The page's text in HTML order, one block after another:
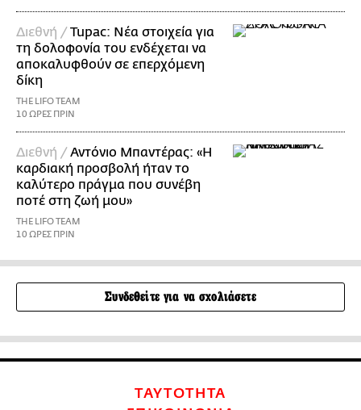
Διεθνή /Tupac: Νέα στοιχεία για
τη δολοφονία του ενδέχεται να
αποκαλυφθούν σε επερχόμενη
δίκη
THE LIFO TEAM
10 ΩΡΕΣ ΠΡΙΝ
Διεθνή /Αντόνιο Μπαντέρας: «Η
καρδιακή προσβολή ήταν το
καλύτερο πράγμα που συνέβη
ποτέ στη ζωή μου»
THE LIFO TEAM
10 ΩΡΕΣ ΠΡΙΝ
Συνδεθείτε για να σχολιάσετε
ΤΑΥΤΟΤΗΤΑ